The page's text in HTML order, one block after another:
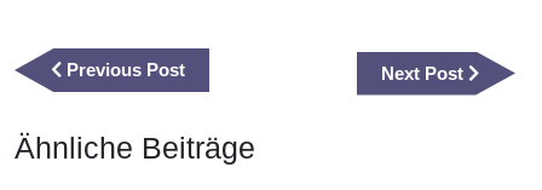
Previous PostPrevious
Post
Next Post
Next
Post
Ähnliche Beiträge